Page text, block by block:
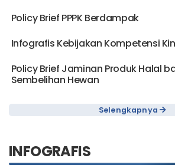
Policy Brief PPPK Berdampak
Infografis Kebijakan Kompetensi
Policy Brief Jaminan Produk Halal
Sembelihan Hewan
Selengkapnya
INFOGRAFIS